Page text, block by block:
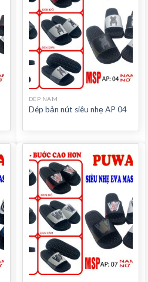
DÉP NAM
Dép bản nút siêu nhẹ AP 04